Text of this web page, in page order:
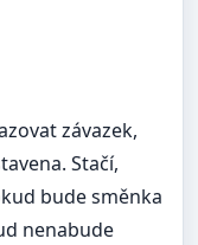
závazek,
Stačí,
bude směnka
nenabude